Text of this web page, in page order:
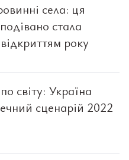
села: ця
стала
року
світу: Україна
сценарій 2022